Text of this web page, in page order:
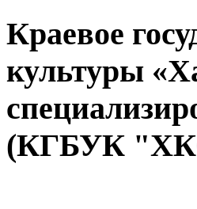
Краевое
культуры
(КГБУК